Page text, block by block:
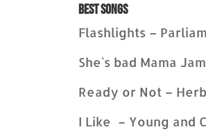
Best Songs
Flashlights –
She`s bad Mama
Ready or Not –
I Like – Young and